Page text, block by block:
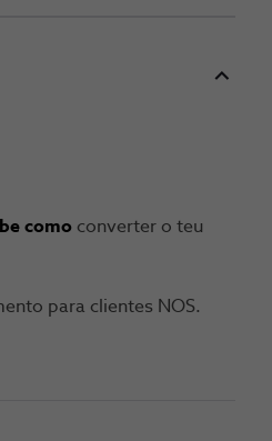
como converter o teu
para clientes NOS.